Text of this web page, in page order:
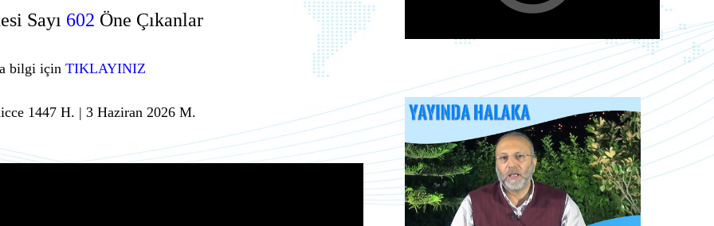
Sayı 602 Öne Çıkanlar
bilgi için TIKLAYINIZ
1447 H. | 3 Haziran 2026 M.
Android Cihazlar İçin Anayasa Tasarısı
Kitaplar
Arakan Müslümanları İslam Ümmetinden ve
Ordularından Destek İstiyor